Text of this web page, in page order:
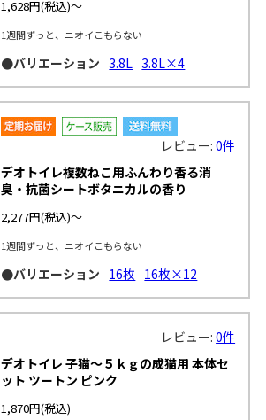
1,628円(税込)～
1週間ずっと、ニオイこもらない
●バリエーション 3.8L 3.8L×4
レビュー:0件
デオトイレ複数ねこ用ふんわり香る消
臭・抗菌シートボタニカルの香り
2,277円(税込)～
1週間ずっと、ニオイこもらない
●バリエーション 16枚 16枚×12
レビュー:0件
デオトイレ 子猫～５ｋｇの成猫用 本体セ
ット ツートン ピンク
1,870円(税込)